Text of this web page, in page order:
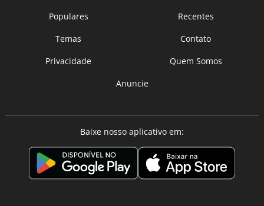
Populares
Recentes
Temas
Contato
Privacidade
Quem Somos
Anuncie
Baixe nosso aplicativo em: